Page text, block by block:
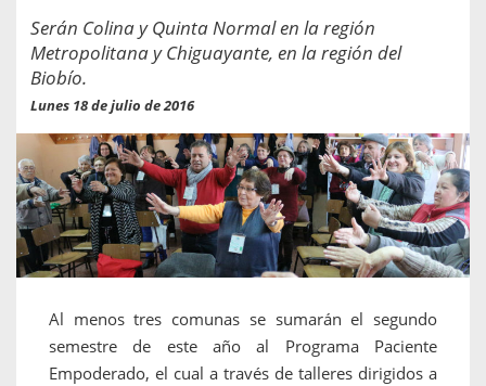
Serán Colina y Quinta Normal en la región
Metropolitana y Chiguayante, en la región del
Biobío.
Lunes 18 de julio de 2016
Al menos tres comunas se sumarán el segundo
semestre de este año al Programa Paciente
Empoderado, el cual a través de talleres dirigidos a